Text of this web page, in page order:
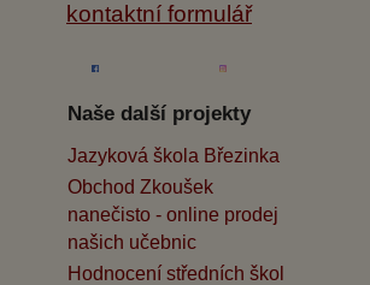
kontaktní formulář
Naše další projekty
Jazyková škola Březinka
Obchod Zkoušek
nanečisto - online prodej
našich učebnic
Hodnocení středních škol